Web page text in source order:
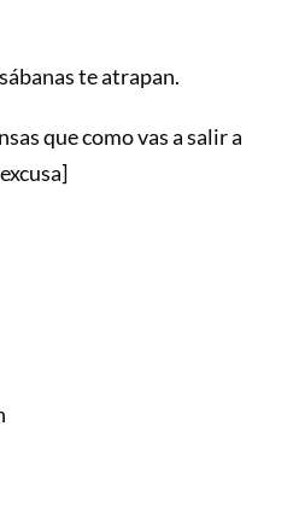
te atrapan.
que como vas a salir a